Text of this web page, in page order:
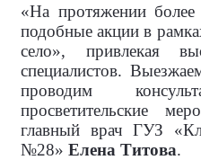
«На протяжении
подобные акции в
село», привлекая
специалистов.
проводим
просветительские
главный врач ГУЗ
№28» Елена Титова.